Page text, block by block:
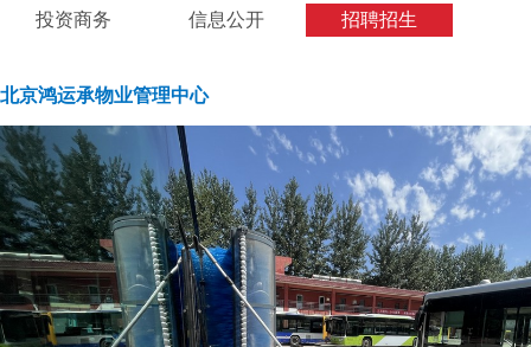
投资商务
信息公开 招聘招生
北京鸿运承物业管理中心